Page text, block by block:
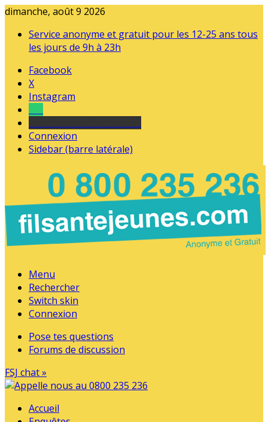
dimanche, août 9 2026
Service anonyme et gratuit pour les 12-25 ans tous
les jours de 9h à 23h
Facebook
X
Instagram
Connexion
Sidebar (barre latérale)
Menu
Rechercher
Switch skin
Connexion
Pose tes questions
Forums de discussion
FSJ chat »
Accueil